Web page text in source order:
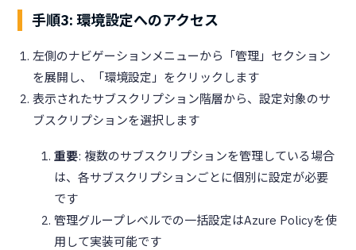
手順3: 環境設定へのアクセス
左側のナビゲーションメニューから「管理」セクション
を展開し、「環境設定」をクリックします
表示されたサブスクリプション階層から、設定対象のサ
ブスクリプションを選択します
重要: 複数のサブスクリプションを管理している場合
は、各サブスクリプションごとに個別に設定が必要
です
管理グループレベルでの一括設定はAzure Policyを使
用して実装可能です